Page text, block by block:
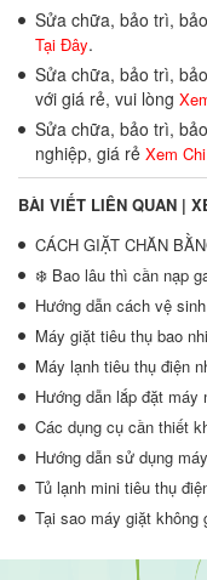
Sửa chữa, bảo trì,
Tại Đây.
Sửa chữa, bảo trì,
với giá rẻ, vui lòng
Sửa chữa, bảo trì,
nghiệp, giá rẻ Xem
BÀI VIẾT LIÊN QUAN |
CÁCH GIẶT CHĂN
❄️ Bao lâu thì cần nạp
Hướng dẫn cách vệ
Máy giặt tiêu thụ bao
Máy lạnh tiêu thụ điện
Hướng dẫn lắp đặt máy
Các dụng cụ cần thiết
Hướng dẫn sử dụng
Tủ lạnh mini tiêu thụ
Tại sao máy giặt không